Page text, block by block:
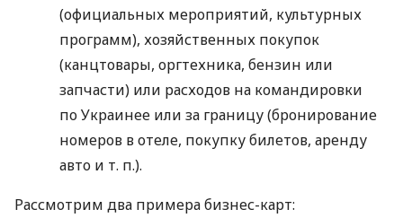
(официальных мероприятий, культурных
программ), хозяйственных покупок
(канцтовары, оргтехника, бензин или
запчасти) или расходов на командировки
по Украинее или за границу (бронирование
номеров в отеле, покупку билетов, аренду
авто и т. п.).
Рассмотрим два примера бизнес-карт: